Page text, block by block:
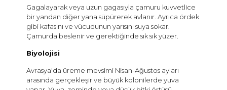
Gagalayarak veya uzun gagasıyla çamuru kuvvetlice
bir yandan diğer yana süpürerek avlanır. Ayrıca ördek
gibi kafasını ve vücudunun yarısını suya sokar.
Çamurda beslenir ve gerektiğinde sık sık yüzer.
Biyolojisi
Avrasya'da üreme mevsimi Nisan-Ağustos ayları
arasında gerçekleşir ve büyük kolonilerde yuva